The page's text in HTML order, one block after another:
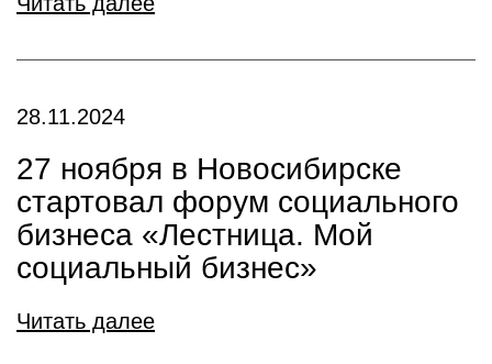
28.11.2024
27 ноября в Новосибирске
стартовал форум социального
бизнеса «Лестница. Мой
социальный бизнес»
Читать далее